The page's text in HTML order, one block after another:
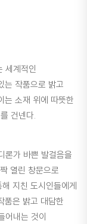
세계적인
는 작품으로 밝고
는 소재 위에 따뜻한
건넨다.
론가 바쁜 발걸음을
열린 창문으로
지친 도시인들에게
품은 밝고 대담한
어내는 것이